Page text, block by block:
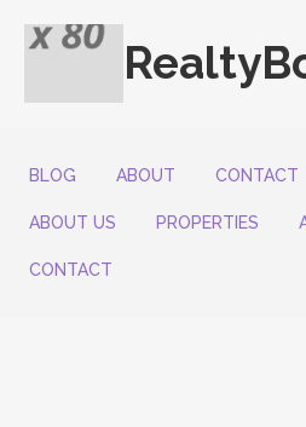
BLOG ABOUT CONTACT
ABOUT US PROPERTIES
CONTACT